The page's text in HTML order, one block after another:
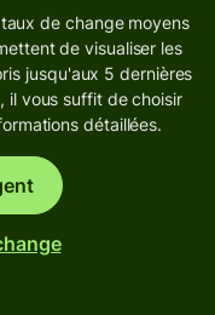
de change moyens
de visualiser les
jusqu'aux 5 dernières
il vous suffit de choisir
détaillées.